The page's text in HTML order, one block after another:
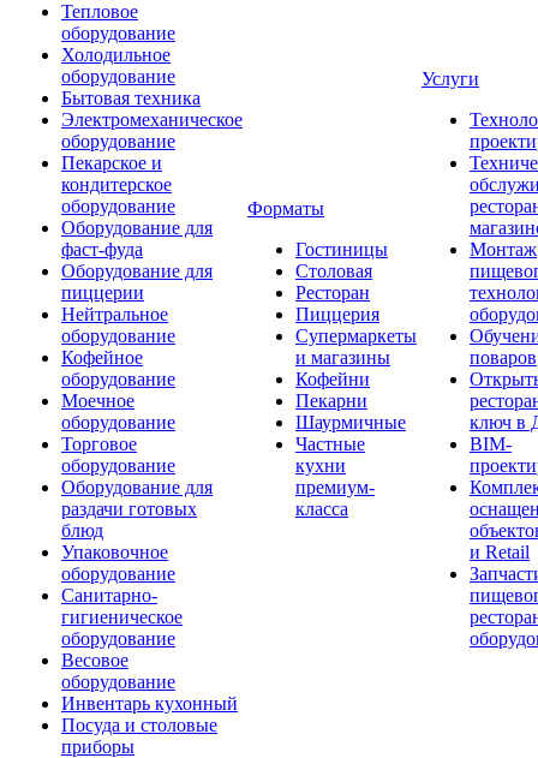
Тепловое
оборудование
Холодильное
оборудование
Бытовая техника
Электромеханическое
оборудование
Пекарское и
кондитерское
оборудование
Оборудование для
фаст-фуда
Оборудование для
пиццерии
Нейтральное
оборудование
Кофейное
оборудование
Моечное
оборудование
Торговое
оборудование
Оборудование для
раздачи готовых
блюд
Упаковочное
оборудование
Санитарно-
гигиеническое
оборудование
Весовое
оборудование
Инвентарь кухонный
Посуда и столовые
приборы
Форматы
Гостиницы
Столовая
Ресторан
Пиццерия
Супермаркеты
и магазины
Кофейни
Пекарни
Шаурмичные
Частные
кухни
премиум-
класса
Услуги
Монтаж
поваров
ключ в
BIM-
и Retail